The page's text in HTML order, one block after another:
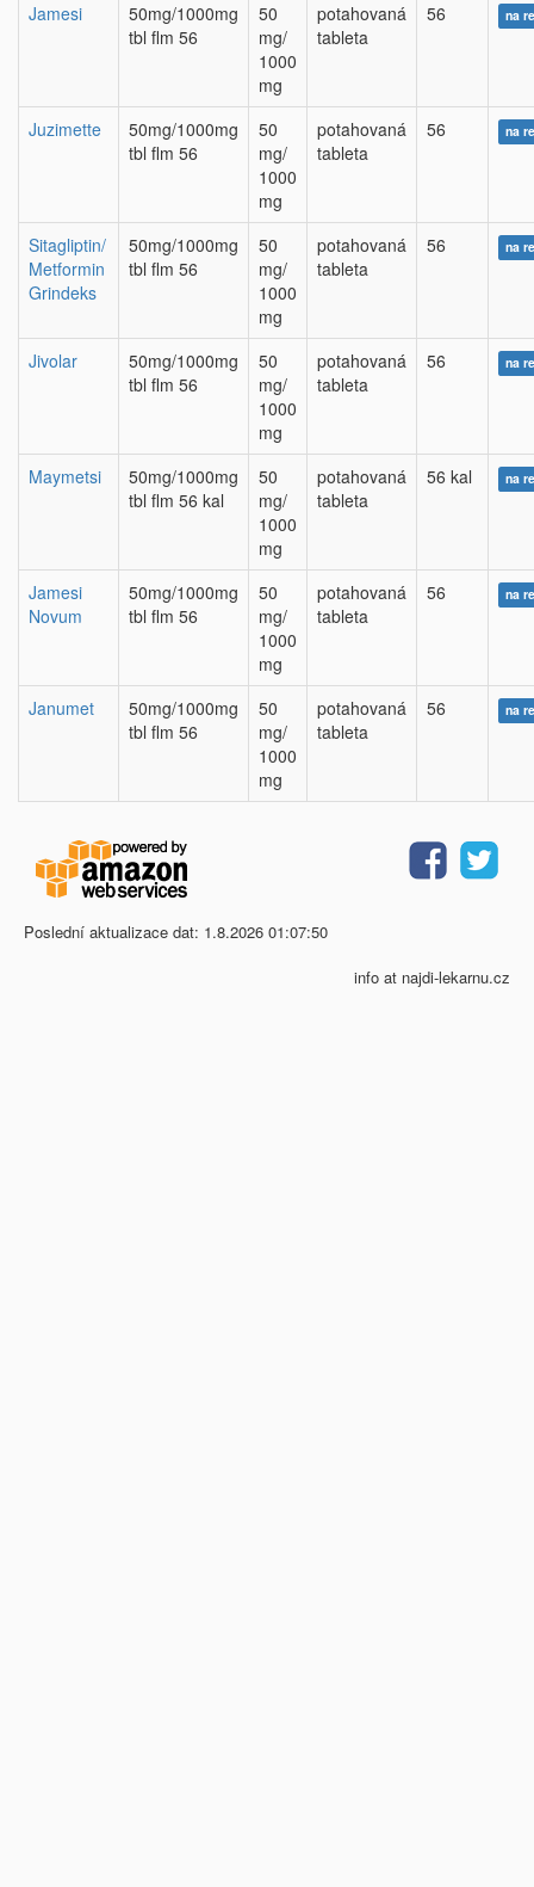
Jamesi
50mg/1000mg
tbl flm 56
50
mg/
1000
mg
potahovaná
tableta
56 na
Juzimette
50mg/1000mg
tbl flm 56
50
mg/
1000
mg
potahovaná
tableta
56 na
Sitagliptin/
Metformin
Grindeks
50mg/1000mg
tbl flm 56
50
mg/
1000
mg
potahovaná
tableta
56 na
Jivolar
50mg/1000mg
tbl flm 56
50
mg/
1000
mg
potahovaná
tableta
56 na
Maymetsi
50mg/1000mg
tbl flm 56 kal
50
mg/
1000
mg
potahovaná
tableta
56 kal na
Jamesi
Novum
50mg/1000mg
tbl flm 56
50
mg/
1000
mg
potahovaná
tableta
56 na
Janumet
50mg/1000mg
tbl flm 56
50
mg/
1000
mg
potahovaná
tableta
56 na
Poslední aktualizace dat: 1.8.2026 01:07:50
info at najdi-lekarnu.cz